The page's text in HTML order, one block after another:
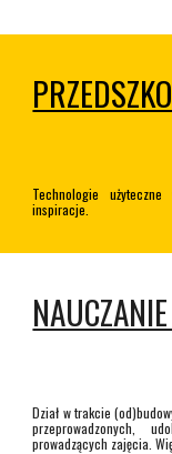
Technologie
inspiracje.
Dział w trakcie
przeprowadzonych,
prowadzących zajęcia.